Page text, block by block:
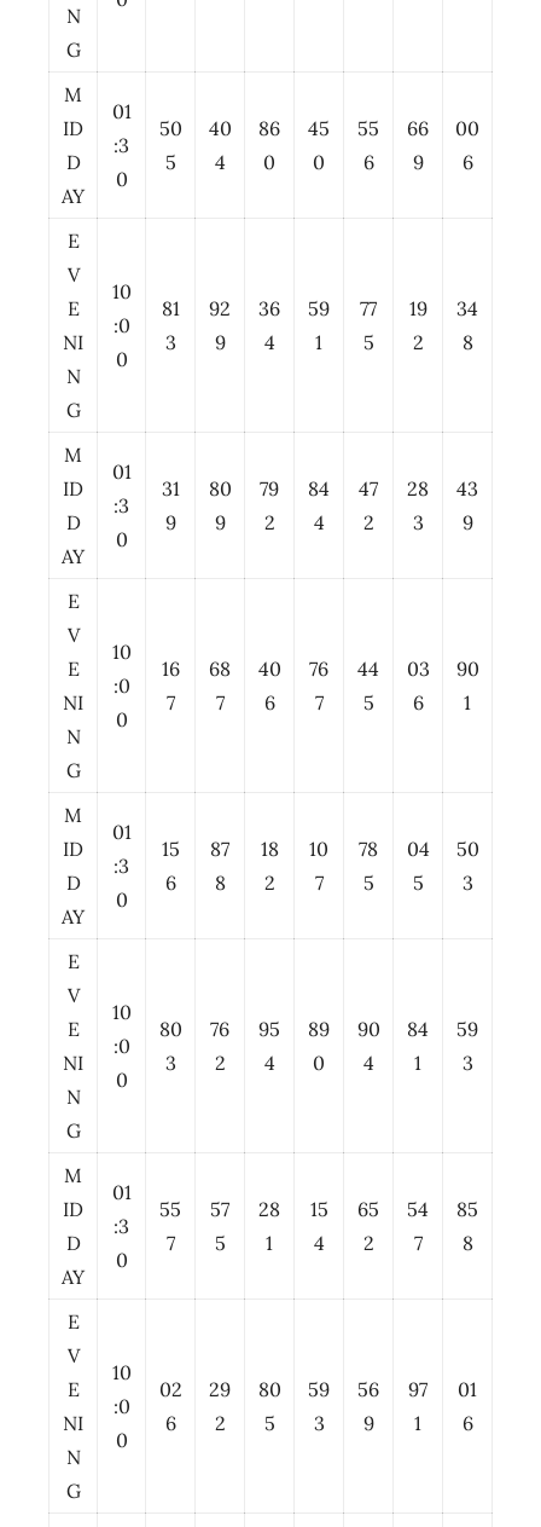
N
G
M
ID
D
AY
01
:3
0
50
5
40
4
86
0
45
0
55
6
66
9
00
6
E
V
E
NI
N
G
10
:0
0
81
3
92
9
36
4
59
1
77
5
19
2
34
8
M
ID
D
AY
01
:3
0
31
9
80
9
79
2
84
4
47
2
28
3
43
9
E
V
E
NI
N
G
10
:0
0
16
7
68
7
40
6
76
7
44
5
03
6
90
1
M
ID
D
AY
01
:3
0
15
6
87
8
18
2
10
7
78
5
04
5
50
3
E
V
E
NI
N
G
10
:0
0
80
3
76
2
95
4
89
0
90
4
84
1
59
3
M
ID
D
AY
01
:3
0
55
7
57
5
28
1
15
4
65
2
54
7
85
8
E
V
E
NI
N
G
10
:0
0
02
6
29
2
80
5
59
3
56
9
97
1
01
6